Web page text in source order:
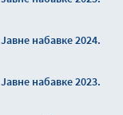
Јавне набавке 2024.
Јавне набавке 2023.